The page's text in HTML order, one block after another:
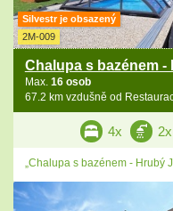
Silvestr je obsazený
2M-009
Chalupa s bazénem
Max. 16 osob
67.2 km vzdušně od
4x 2x
„Chalupa s bazénem - Hrubý